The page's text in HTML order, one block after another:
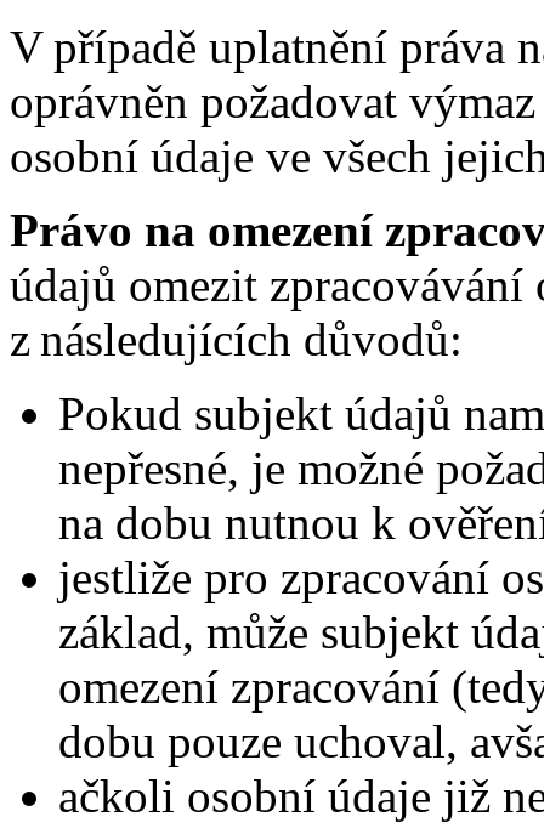
V případě uplatnění práva
oprávněn požadovat
osobní údaje ve všech
Právo na omezení
údajů omezit zpracovávání
z následujících důvodů:
Pokud subjekt údajů
nepřesné, je možné
na dobu nutnou k
jestliže pro zpracování
základ, může subjekt
omezení zpracování
dobu pouze uchoval,
ačkoli osobní údaje již